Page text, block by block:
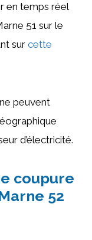
en temps réel
51 sur le
sur cette
peuvent
d’électricité.
coupure
52